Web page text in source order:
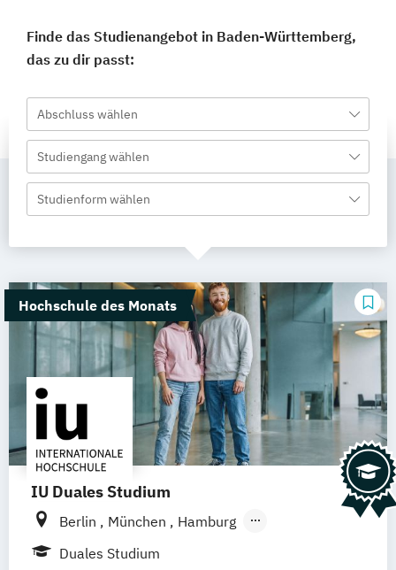
Finde das Studienangebot in Baden-Württemberg,
das zu dir passt:
Abschluss wählen
Studiengang wählen
Studienform wählen
Hochschule des Monats
IU Duales Studium
Berlin München
Hamburg
Frankfurt am Main
Duales Studium